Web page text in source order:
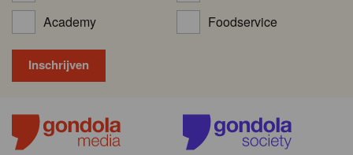
Academy
Foodservice